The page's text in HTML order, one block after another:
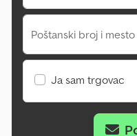
Poštanski broj i mesto
Ja sam trgovac